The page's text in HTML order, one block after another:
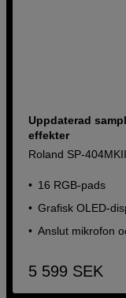
Uppdaterad
effekter
Roland SP-404MKII
16 RGB-pads
Grafisk OLED-
Anslut mikrofon
5 599 SEK